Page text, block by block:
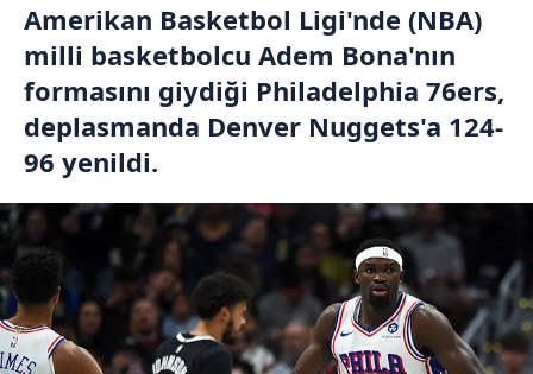
Amerikan Basketbol Ligi'nde (NBA)
milli basketbolcu Adem Bona'nın
formasını giydiği Philadelphia 76ers,
deplasmanda Denver Nuggets'a 124-
96 yenildi.